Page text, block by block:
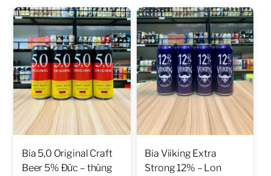
Bia 5,0 Original Craft
Beer 5% Đức – thùng
Bia Viiking Extra
Strong 12% – Lon